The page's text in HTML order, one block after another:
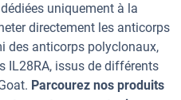
uniquement à la
directement les anticorps
des anticorps polyclonaux,
IL28RA, issus de différents
Parcourez nos produits